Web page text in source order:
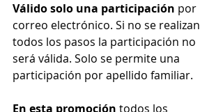
Válido solo una participación por
correo electrónico. Si no se realizan
todos los pasos la participación no
será válida. Solo se permite una
participación por apellido familiar.
En esta promoción todos los